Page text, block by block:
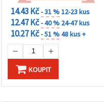
14.43 Kč- 31 %12-23 kus
12.47 Kč- 40 % 24-47 kus
10.27 Kč- 51 %48 kus +
KOUPIT